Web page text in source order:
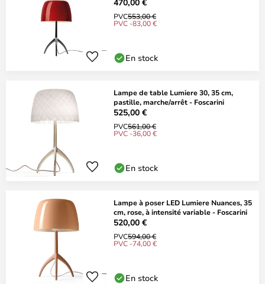
PVC553,00 €
PVC -83,00 €
En stock
Lampe de table Lumiere 30, 35 cm,
pastille, marche/arrêt - Foscarini
525,00 €
PVC561,00 €
PVC -36,00 €
En stock
Lampe à poser LED Lumiere Nuances, 35
cm, rose, à intensité variable - Foscarini
520,00 €
PVC594,00 €
PVC -74,00 €
En stock